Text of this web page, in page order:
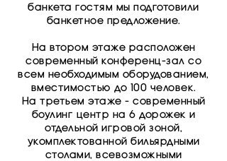
банкета гостям мы подготовили
банкетное предложение.
На втором этаже расположен
современный конференц-зал со
всем необходимым оборудованием,
вместимостью до 100 человек.
На третьем этаже - современный
боулинг центр на 6 дорожек и
отдельной игровой зоной,
укомплектованной бильярдными
столами, всевозможными